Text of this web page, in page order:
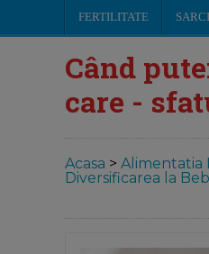
FERTILITATE
Când
care -
Acasa > Alimentatia
Diversificarea la